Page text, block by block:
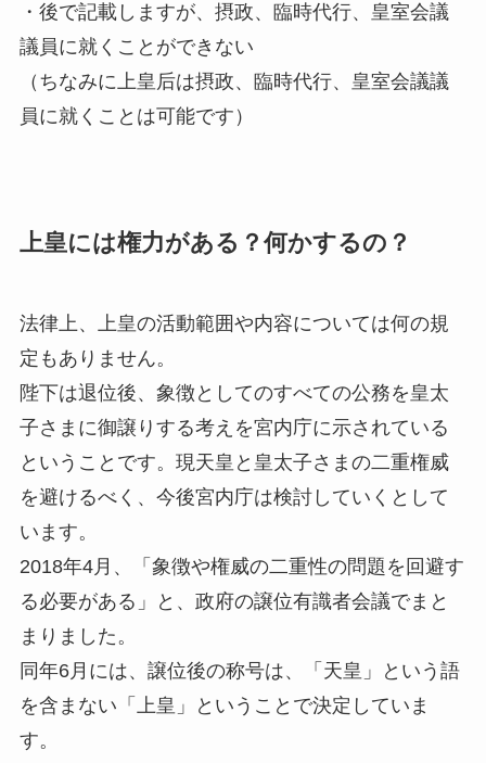
・後で記載しますが、摂政、臨時代行、皇室会議
議員に就くことができない
（ちなみに上皇后は摂政、臨時代行、皇室会議議
員に就くことは可能です）
上皇には権力がある？何かするの？
法律上、上皇の活動範囲や内容については何の規
定もありません。
陛下は退位後、象徴としてのすべての公務を皇太
子さまに御譲りする考えを宮内庁に示されている
ということです。現天皇と皇太子さまの二重権威
を避けるべく、今後宮内庁は検討していくとして
います。
2018年4月、「象徴や権威の二重性の問題を回避す
る必要がある」と、政府の譲位有識者会議でまと
まりました。
同年6月には、譲位後の称号は、「天皇」という語
を含まない「上皇」ということで決定していま
す。